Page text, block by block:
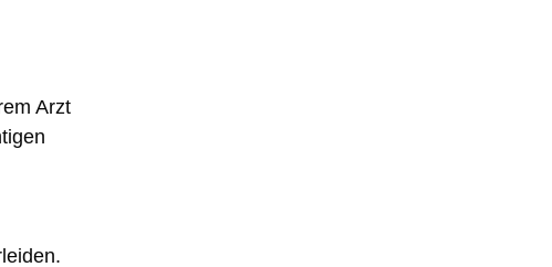
Arzt